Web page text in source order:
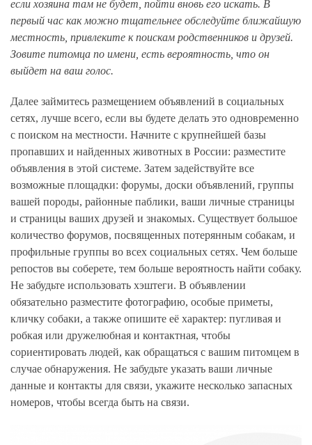
если хозяина там не будет, пойти вновь его искать. В
первый час как можно тщательнее обследуйте ближайшую
местность, привлеките к поискам родственников и друзей.
Зовите питомца по имени, есть вероятность, что он
выйдет на ваш голос.
Далее займитесь размещением объявлений в социальных
сетях, лучше всего, если вы будете делать это одновременно
с поиском на местности. Начните с крупнейшей базы
пропавших и найденных животных в России: разместите
объявления в этой системе. Затем задействуйте все
возможные площадки: форумы, доски объявлений, группы
вашей породы, районные паблики, ваши личные страницы
и страницы ваших друзей и знакомых. Существует большое
количество форумов, посвященных потерянным собакам, и
профильные группы во всех социальных сетях. Чем больше
репостов вы соберете, тем больше вероятность найти собаку.
Не забудьте использовать хэштеги. В объявлении
обязательно разместите фотографию, особые приметы,
кличку собаки, а также опишите её характер: пугливая и
робкая или дружелюбная и контактная, чтобы
сориентировать людей, как обращаться с вашим питомцем в
случае обнаружения. Не забудьте указать ваши личные
данные и контакты для связи, укажите несколько запасных
номеров, чтобы всегда быть на связи.